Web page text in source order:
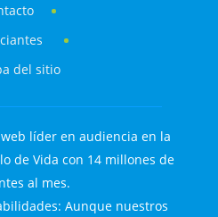
del sitio
líder en audiencia en la
de Vida con 14 millones de
al mes.
Aunque nuestros